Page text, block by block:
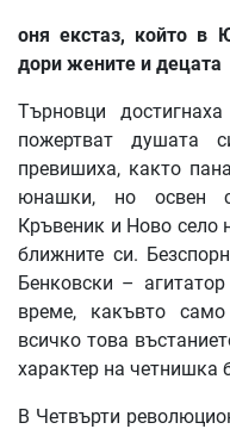
оня екстаз, който в
дори жените и децата
Търновци
пожертват
превишиха, както
юнашки, но освен
Кръвеник и Ново село
ближните си.
Бенковски –
време, какъвто
всичко това
характер на четнишка
В Четвърти